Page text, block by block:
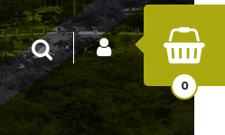
INICIAR SESIÓN
Buscar
0